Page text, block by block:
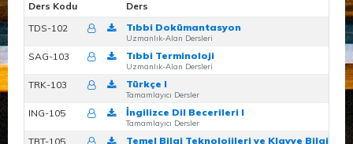
Ders Kodu Ders
TDS-102
Tıbbi Dokümantasyon
Uzmanlık-Alan Dersleri
SAG-103 Tıbbi Terminoloji
Uzmanlık-Alan Dersleri
TRK-103 Türkçe I
Tamamlayıcı Dersler
ING-105 İngilizce Dil Becerileri I
Tamamlayıcı Dersler
TBT-105 Temel Bilgi Teknolojileri ve Klavye Bilgisi